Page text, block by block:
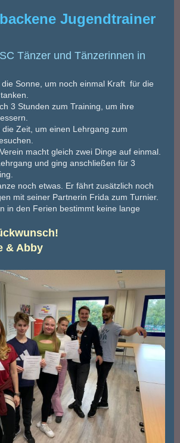
Jugendtrainer
Tänzer und Tänzerinnen in
Sonne, um noch einmal Kraft für die
3 Stunden zum Training, um ihre
Zeit, um einen Lehrgang zum
macht gleich zwei Dinge auf einmal.
und ging anschließen für 3
noch etwas. Er fährt zusätzlich noch
mit seiner Partnerin Frida zum Turnier.
in den Ferien bestimmt keine lange
& Abby